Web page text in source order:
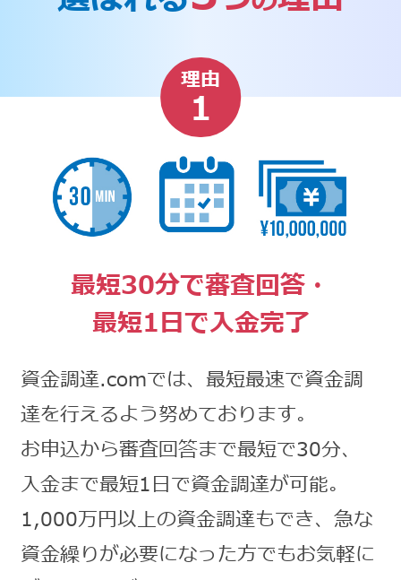
理由
1
最短30分で審査回答・
最短1日で入金完了
資金調達.comでは、最短最速で資金調
達を行えるよう努めております。
お申込から審査回答まで最短で30分、
入金まで最短1日で資金調達が可能。
1,000万円以上の資金調達もでき、急な
資金繰りが必要になった方でもお気軽に